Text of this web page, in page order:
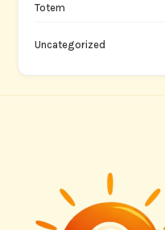
Totem
Uncategorized